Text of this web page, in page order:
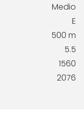
Medio
E
500 m
5.5
1560
2076